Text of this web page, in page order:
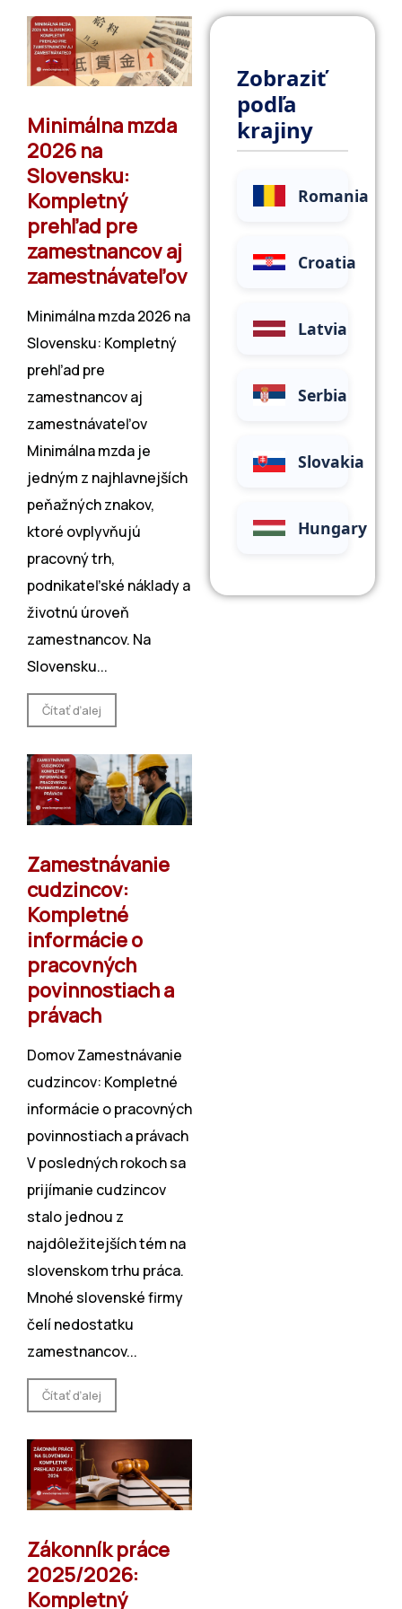
zamestnávateľov
obsluhuje
Oblasti Zákonnej
Hromadný Nábor
Riešenia RPO
Srbsko
Bulharsko
Česká republika
Minimálna mzda
2026 na
Slovensku:
Kompletný
prehľad pre
zamestnancov aj
zamestnávateľov
Minimálna mzda 2026 na
Slovensku: Kompletný
prehľad pre
zamestnancov aj
zamestnávateľov
Minimálna mzda je
jedným z najhlavne͏jších
peňažných znakov,
ktoré ovplyvňujú
pracovný trh,
podnikateľské náklady a
životnú úroveň
zamestnancov. Na
Slovensku...
Čítať ďalej
Zamestnávanie
cudzincov:
Kompletné
informácie o
pracovných
povinnostiach a
právach
Domov Zamestnávanie
cudzincov: Kompletné
informácie o pracovných
povinnostiach a právach
V posledných rokoch sa
prijímanie cudzincov
stalo jednou z͏
najdô͏ležitejších tém͏ na
slovenskom trhu práca.
Mnohé slove͏nské firmy
čelí ͏nedost͏atku
zamestnancov...
Čítať ďalej
Zákonník práce
2025/2026:
Kompletný
Zobraziť
podľa
krajiny
Romania
Croatia
Latvia
Serbia
Slovakia
Hungary